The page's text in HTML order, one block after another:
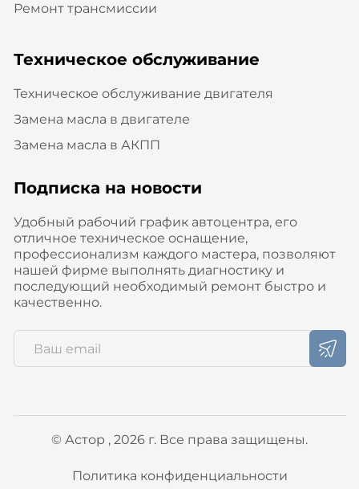
Ремонт трансмиссии
Техническое обслуживание
Техническое обслуживание двигателя
Замена масла в двигателе
Замена масла в АКПП
Подписка на новости
Удобный рабочий график автоцентра, его
отличное техническое оснащение,
профессионализм каждого мастера, позволяют
нашей фирме выполнять диагностику и
последующий необходимый ремонт быстро и
качественно.
© Астор , 2026 г. Все права защищены.
Политика конфиденциальности